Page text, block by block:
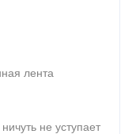
лента
не уступает